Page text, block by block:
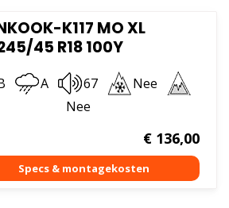
K117 MO XL
45 R18 100Y
A 67
Nee
Nee
€136,00